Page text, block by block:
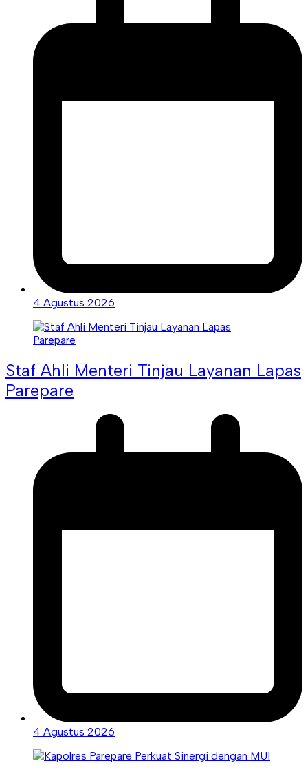
4 Agustus 2026
Staf Ahli Menteri Tinjau Layanan Lapas
Parepare
4 Agustus 2026